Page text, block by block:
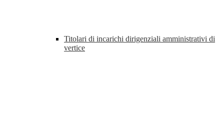
Titolari di incarichi dirigenziali amministrativi di
vertice